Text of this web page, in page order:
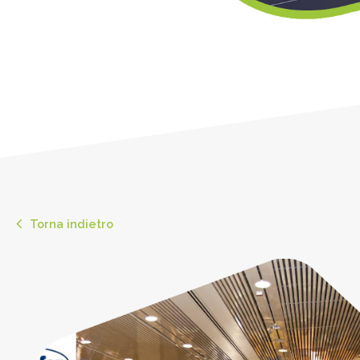
Torna indietro